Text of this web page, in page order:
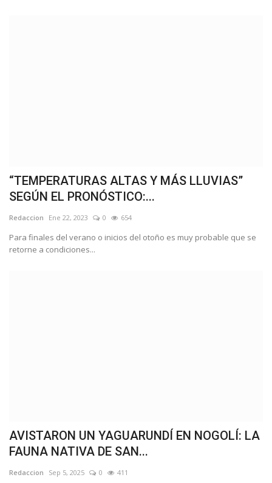
“TEMPERATURAS ALTAS Y MÁS LLUVIAS”
SEGÚN EL PRONÓSTICO:...
Redaccion Ene 22, 2023 0 654
Para finales del verano o inicios del otoño es muy probable que se
retorne a condiciones...
AVISTARON UN YAGUARUNDÍ EN NOGOLÍ: LA
FAUNA NATIVA DE SAN...
Redaccion Sep 5, 2025 0 411